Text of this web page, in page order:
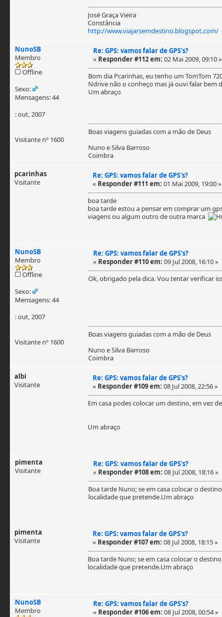
José Graça Vieira
Constância
http://www.viajarsemdestino.blogspot.com/
NunoSB
Membro
Offline
Sexo:
Mensagens: 44
: out, 2007
Visitante nº 1600
Re: GPS: vamos falar de GPS's?
« Responder #112 em: 02 Mai 2009, 09:10 »
Bom dia Pcarinhas, eu tenho um TomTom
Ndrive não o conheço mas já ouvi falar bem
Um abraço
Boas viagens guiadas com a mão de Deus
Nuno e Silva Barroso
Coimbra
pcarinhas
Visitante
Re: GPS: vamos falar de GPS's?
« Responder #111 em: 01 Mai 2009, 19:00 »
boa tarde
boa tarde estou a pensar em comprar um
viagens ou algum outro de outra marca
NunoSB
Membro
Offline
Sexo:
Mensagens: 44
: out, 2007
Visitante nº 1600
Re: GPS: vamos falar de GPS's?
« Responder #110 em: 09 Jul 2008, 16:10 »
Ok, obrigado pela dica. Vou tentar verificar
Boas viagens guiadas com a mão de Deus
Nuno e Silva Barroso
Coimbra
albi
Visitante
Re: GPS: vamos falar de GPS's?
« Responder #109 em: 08 Jul 2008, 22:56 »
Em casa podes colocar um destino, em vez
Um abraço
pimenta
Visitante
Re: GPS: vamos falar de GPS's?
« Responder #108 em: 08 Jul 2008, 18:16 »
Boa tarde Nuno; se em casa colocar o
localidade que pretende.Um abraço
pimenta
Visitante
Re: GPS: vamos falar de GPS's?
« Responder #107 em: 08 Jul 2008, 18:15 »
Boa tarde Nuno; se em casa colocar o
localidade que pretende.Um abraço
NunoSB
Membro
Re: GPS: vamos falar de GPS's?
« Responder #106 em: 08 Jul 2008, 00:54 »